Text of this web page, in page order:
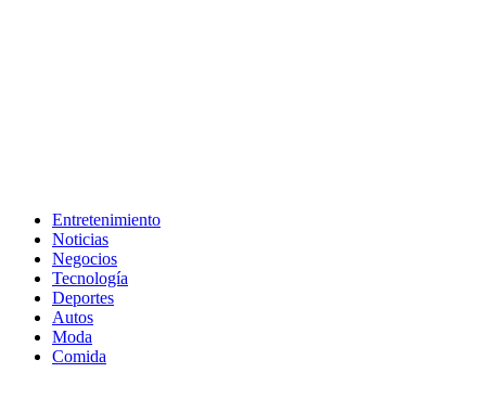
Entretenimiento
Noticias
Negocios
Tecnología
Deportes
Autos
Moda
Comida